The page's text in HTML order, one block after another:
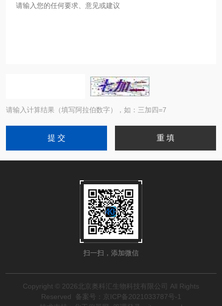
请输入计算结果（填写阿拉伯数字），如：三加四=7
扫一扫，添加微信
Copyright © 2026北京奥科汇生物科技有限公司 All Rights
Reserved
备案号：京ICP备2021033787号-1